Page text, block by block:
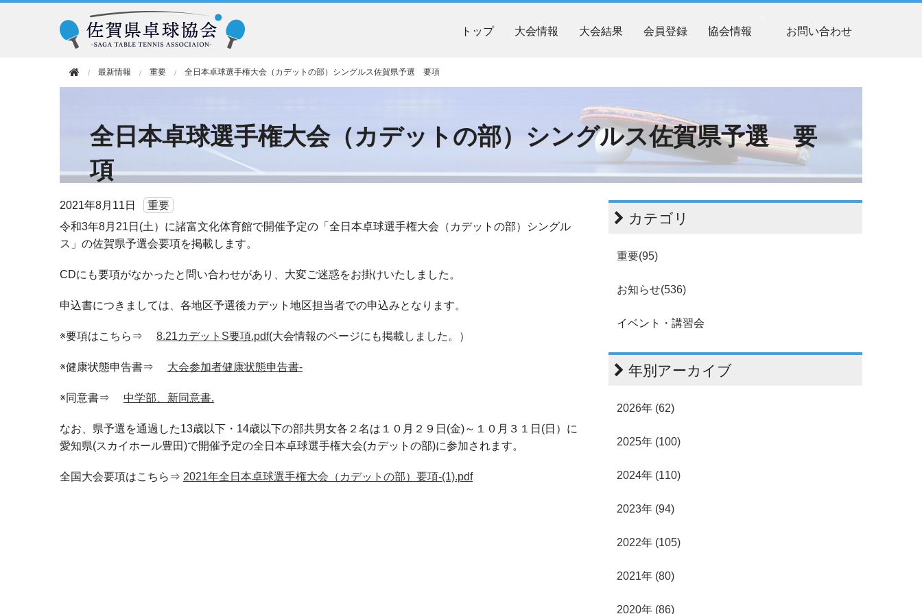
トップ 大会情報 大会結果 会員登録 協会情報 お問い合わせ
最新情報 重要 全日本卓球選手権大会（カデットの部）シングルス佐賀県予選 要項
全日本卓球選手権大会（カデットの部）シングルス佐賀県予選 要
項
2021年8月11日
重要
令和3年8月21日(土）に諸富文化体育館で開催予定の「全日本卓球選手権大会（カデットの部）シングル
ス」の佐賀県予選会要項を掲載します。
CDにも要項がなかったと問い合わせがあり、大変ご迷惑をお掛けいたしました。
申込書につきましては、各地区予選後カデット地区担当者での申込みとなります。
※要項はこちら⇒ 8.21カデットS要項.pdf(大会情報のページにも掲載しました。）
※健康状態申告書⇒ 大会参加者健康状態申告書-
※同意書⇒ 中学部、新同意書.
なお、県予選を通過した13歳以下・14歳以下の部共男女各２名は１０月２９日(金)～１０月３１日(日）に
愛知県(スカイホール豊田)で開催予定の全日本卓球選手権大会(カデットの部)に参加されます。
全国大会要項はこちら⇒ 2021年全日本卓球選手権大会（カデットの部）要項-(1).pdf
カテゴリ
重要(95)
お知らせ(536)
イベント・講習会
年別アーカイブ
2026年 (62)
2025年 (100)
2024年 (110)
2023年 (94)
2022年 (105)
2021年 (80)
2020年 (86)